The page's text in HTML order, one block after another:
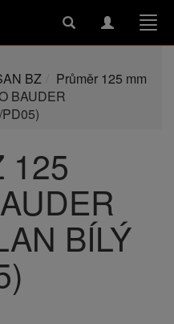
Toggle
Toggle
BZ
Průměr 125 mm
BAUDER
125
BÍLÝ